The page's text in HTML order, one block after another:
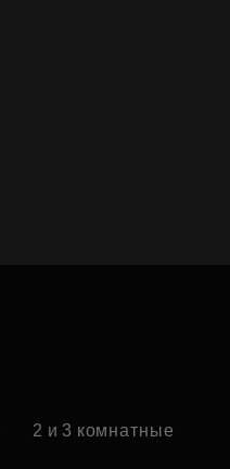
2 и 3 комнатные